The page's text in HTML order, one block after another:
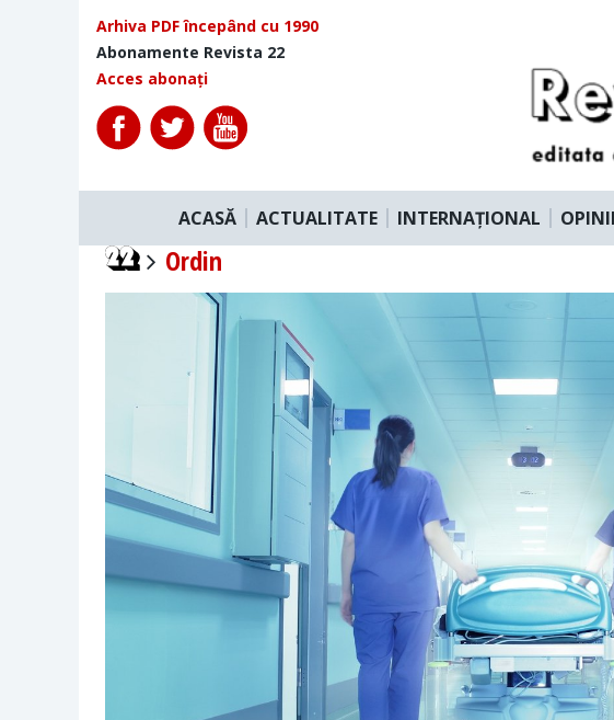
Arhiva PDF începând cu 1990
Abonamente Revista 22
Acces abonați
ACASĂ ACTUALITATE INTERNAȚIONAL OPINII
Ordin